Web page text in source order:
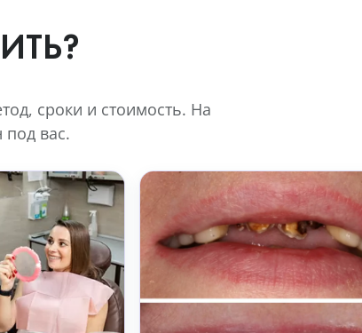
сроки и стоимость. На
под вас.